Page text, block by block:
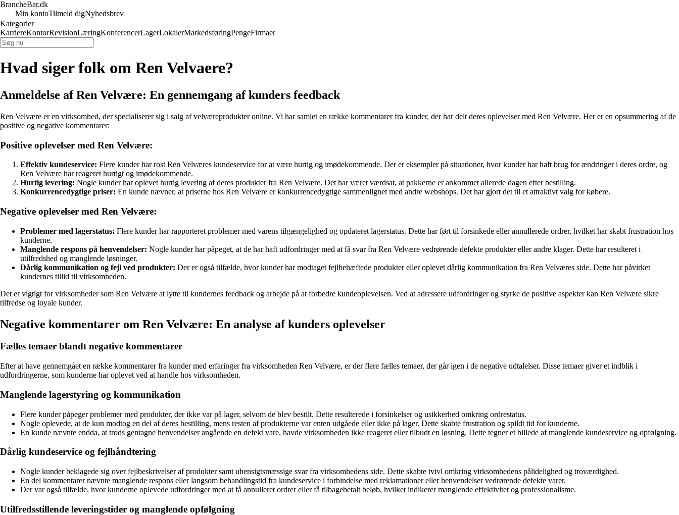
BrancheBar.dk
Min kontoTilmeld digNyhedsbrev
Kategorier
KarriereKontorRevisionLæringKonferencerLagerLokalerMarkedsføringPengeFirmaer
Hvad siger folk om Ren Velvaere?
Anmeldelse af Ren Velvære: En gennemgang af kunders feedback
Ren Velvære er en virksomhed, der specialiserer sig i salg af velværeprodukter online. Vi har samlet en række kommentarer fra kunder, der har delt deres oplevelser med Ren Velvære. Her er en opsummering af de
positive og negative kommentarer:
Positive oplevelser med Ren Velvære:
Effektiv kundeservice: Flere kunder har rost Ren Velværes kundeservice for at være hurtig og imødekommende. Der er eksempler på situationer, hvor kunder har haft brug for ændringer i deres ordre, og
Ren Velvære har reageret hurtigt og imødekommende.
Hurtig levering: Nogle kunder har oplevet hurtig levering af deres produkter fra Ren Velvære. Det har været værdsat, at pakkerne er ankommet allerede dagen efter bestilling.
Konkurrencedygtige priser: En kunde nævner, at priserne hos Ren Velvære er konkurrencedygtige sammenlignet med andre webshops. Det har gjort det til et attraktivt valg for købere.
Negative oplevelser med Ren Velvære:
Problemer med lagerstatus: Flere kunder har rapporteret problemer med varens tilgængelighed og opdateret lagerstatus. Dette har ført til forsinkede eller annullerede ordrer, hvilket har skabt frustration hos
kunderne.
Manglende respons på henvendelser: Nogle kunder har påpeget, at de har haft udfordringer med at få svar fra Ren Velvære vedrørende defekte produkter eller andre klager. Dette har resulteret i
utilfredshed og manglende løsninger.
Dårlig kommunikation og fejl ved produkter: Der er også tilfælde, hvor kunder har modtaget fejlbehæftede produkter eller oplevet dårlig kommunikation fra Ren Velværes side. Dette har påvirket
kundernes tillid til virksomheden.
Det er vigtigt for virksomheder som Ren Velvære at lytte til kundernes feedback og arbejde på at forbedre kundeoplevelsen. Ved at adressere udfordringer og styrke de positive aspekter kan Ren Velvære sikre
tilfredse og loyale kunder.
Negative kommentarer om Ren Velvære: En analyse af kunders oplevelser
Fælles temaer blandt negative kommentarer
Efter at have gennemgået en række kommentarer fra kunder med erfaringer fra virksomheden Ren Velvære, er der flere fælles temaer, der går igen i de negative udtalelser. Disse temaer giver et indblik i
udfordringerne, som kunderne har oplevet ved at handle hos virksomheden.
Manglende lagerstyring og kommunikation
Flere kunder påpeger problemer med produkter, der ikke var på lager, selvom de blev bestilt. Dette resulterede i forsinkelser og usikkerhed omkring ordrestatus.
Nogle oplevede, at de kun modtog en del af deres bestilling, mens resten af produkterne var enten udgåede eller ikke på lager. Dette skabte frustration og spildt tid for kunderne.
En kunde nævnte endda, at trods gentagne henvendelser angående en defekt vare, havde virksomheden ikke reageret eller tilbudt en løsning. Dette tegner et billede af manglende kundeservice og opfølgning.
Dårlig kundeservice og fejlhåndtering
Nogle kunder beklagede sig over fejlbeskrivelser af produkter samt uhensigtsmæssige svar fra virksomhedens side. Dette skabte tvivl omkring virksomhedens pålidelighed og troværdighed.
En del kommentarer nævnte manglende respons eller langsom behandlingstid fra kundeservice i forbindelse med reklamationer eller henvendelser vedrørende defekte varer.
Der var også tilfælde, hvor kunderne oplevede udfordringer med at få annulleret ordrer eller få tilbagebetalt beløb, hvilket indikerer manglende effektivitet og professionalisme.
Utilfredsstillende leveringstider og manglende opfølgning